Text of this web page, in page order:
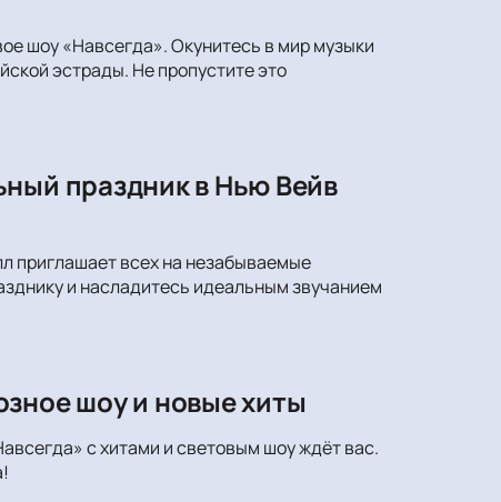
шоу «Навсегда». Окунитесь в мир музыки
эстрады. Не пропустите это
праздник в Нью Вейв
приглашает всех на незабываемые
и насладитесь идеальным звучанием
шоу и новые хиты
с хитами и световым шоу ждёт вас.